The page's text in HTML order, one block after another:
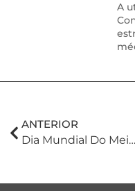
A
ANTERIOR
Dia Mundial Do Meio Ambiente: Reflexões Sobre Um Agro Moderno, Competitivo E, Principalmente, Responsável